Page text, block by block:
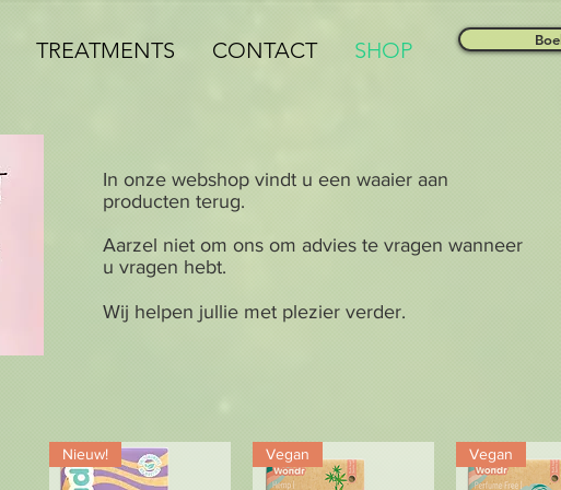
TREATMENTS CONTACT SHOP
In onze webshop vindt u een waaier aan
producten terug.
Aarzel niet om ons om advies te vragen wanneer
u vragen hebt.
Wij helpen jullie met plezier verder.
Nieuw! Vegan Vegan